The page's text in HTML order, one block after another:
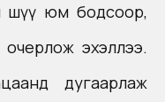
шүү юм бодсоор,
эхэллээ.
дугаарлаж